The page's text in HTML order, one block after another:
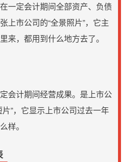
一定会计期间全部资产、负债
上市公司的“全景照片”，它主
来，都用到什么地方去了。
会计期间经营成果。是上市公
”，它显示上市公司过去一年
样。